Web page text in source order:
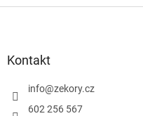
Kontakt
info@zekory.cz
602 256 567